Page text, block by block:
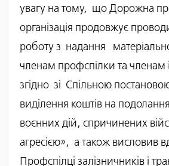
увагу на тому, що Дорожна
організація продовжує
роботу з надання
членам профспілки та членам
згідно зі Спільною
виділення коштів на подолання
воєнних дій, спричинених
агресією», а також висловив
Профспілці залізничників і